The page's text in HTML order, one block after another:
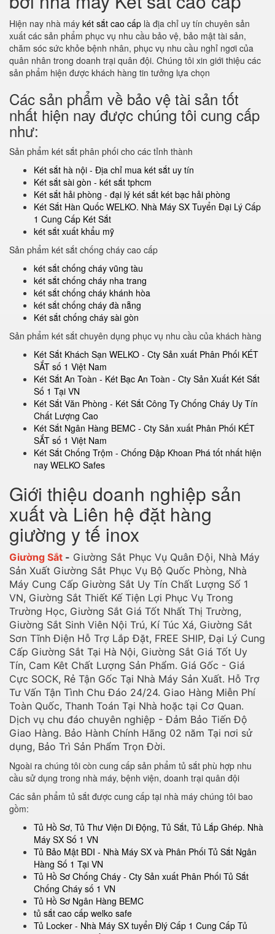
Hiện nay nhà máy két sắt cao cấp là địa chỉ uy tín chuyên sản
xuất các sản phẩm phục vụ nhu cầu bảo vệ, bảo mật tài sản,
chăm sóc sức khỏe bệnh nhân, phục vụ nhu cầu nghỉ ngơi của
quân nhân trong doanh trại quân đội. Chúng tôi xin giới thiệu các
sản phẩm hiện được khách hàng tin tưởng lựa chọn
Các sản phẩm về bảo vệ tài sản tốt
nhất hiện nay được chúng tôi cung cấp
như:
Sản phẩm két sắt phân phối cho các tỉnh thành
Két sắt hà nội - Địa chỉ mua két sắt uy tín
Két sắt sài gòn - két sắt tphcm
Két sắt hải phòng - đại lý két sắt két bạc hải phòng
Két Sắt Hàn Quốc WELKO. Nhà Máy SX Tuyển Đại Lý Cấp
1 Cung Cấp Két Sắt
két sắt xuất khẩu mỹ
Sản phẩm két sắt chống cháy cao cấp
két sắt chống cháy vũng tàu
két sắt chống cháy nha trang
két sắt chống cháy khánh hòa
két sắt chống cháy đà nẵng
Két sắt chống cháy sài gòn
Sản phẩm két sắt chuyên dụng phục vụ nhu cầu của khách hàng
Két Sắt Khách Sạn WELKO - Cty Sản xuất Phân Phối KÉT
SẮT số 1 Việt Nam
Két Sắt An Toàn - Két Bạc An Toàn - Cty Sản Xuất Két Sắt
Số 1 Tại VN
Két Sắt Văn Phòng - Két Sắt Công Ty Chống Cháy Uy Tín
Chất Lượng Cao
Két Sắt Ngân Hàng BEMC - Cty Sản xuất Phân Phối KÉT
SẮT số 1 Việt Nam
Két Sắt Chống Trộm - Chống Đập Khoan Phá tốt nhất hiện
nay WELKO Safes
Giới thiệu doanh nghiệp sản
xuất và Liên hệ đặt hàng
giường y tế inox
Giường Sắt - Giường Sắt Phục Vụ Quân Đội, Nhà Máy
Sản Xuất Giường Sắt Phục Vụ Bộ Quốc Phòng, Nhà
Máy Cung Cấp Giường Sắt Uy Tín Chất Lượng Số 1
VN, Giường Sắt Thiết Kế Tiện Lợi Phục Vụ Trong
Trường Học, Giường Sắt Giá Tốt Nhất Thị Trường,
Giường Sắt Sinh Viên Nội Trú, Kí Túc Xá, Giường Sắt
Sơn Tĩnh Điện Hỗ Trợ Lắp Đặt, FREE SHIP, Đại Lý Cung
Cấp Giường Sắt Tại Hà Nội, Giường Sắt Giá Tốt Uy
Tín, Cam Kêt Chất Lượng Sản Phẩm. Giá Gốc - Giá
Cực SOCK, Rẻ Tận Gốc Tại Nhà Máy Sản Xuất. Hỗ Trợ
Tư Vấn Tận Tình Chu Đáo 24/24. Giao Hàng Miễn Phí
Toàn Quốc, Thanh Toán Tại Nhà hoặc tại Cơ Quan.
Dịch vụ chu đáo chuyên nghiệp - Đảm Bảo Tiến Độ
Giao Hàng. Bảo Hành Chính Hãng 02 năm Tại nơi sử
dụng, Bảo Trì Sản Phẩm Trọn Đời.
Ngoài ra chúng tôi còn cung cấp sản phẩm tủ sắt phù hợp nhu
cầu sử dụng trong nhà máy, bệnh viện, doanh trại quân đội
Các sản phẩm tủ sắt được cung cấp tại nhà máy chúng tôi bao
gồm:
Tủ Hồ Sơ, Tủ Thư Viện Di Động, Tủ Sắt, Tủ Lắp Ghép. Nhà
Máy SX Số 1 VN
Tủ Bảo Mật BDI - Nhà Máy SX và Phân Phối Tủ Sắt Ngân
Hàng Số 1 Tại VN
Tủ Hồ Sơ Chống Cháy - Cty Sản xuất Phân Phối Tủ Sắt
Chống Cháy số 1 VN
Tủ Hồ Sơ Ngân Hàng BEMC
tủ sắt cao cấp welko safe
Tủ Locker - Nhà Máy SX tuyển Đlý Cấp 1 Cung Cấp Tủ